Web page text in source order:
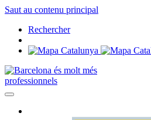
Saut au contenu principal
Rechercher
professionnels